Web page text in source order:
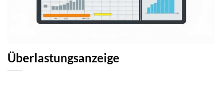
Überlastungsanzeige